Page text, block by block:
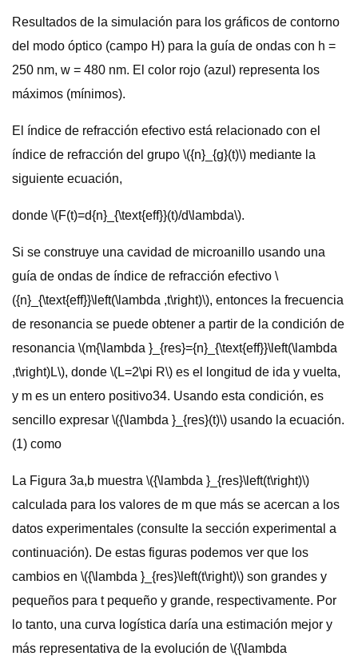
Resultados de la simulación para los gráficos de contorno
del modo óptico (campo H) para la guía de ondas con h =
250 nm, w = 480 nm. El color rojo (azul) representa los
máximos (mínimos).
El índice de refracción efectivo está relacionado con el
índice de refracción del grupo \({n}_{g}(t)\) mediante la
siguiente ecuación,
donde \(F(t)=d{n}_{\text{eff}}(t)/d\lambda\).
Si se construye una cavidad de microanillo usando una
guía de ondas de índice de refracción efectivo \
({n}_{\text{eff}}\left(\lambda ,t\right)\), entonces la frecuencia
de resonancia se puede obtener a partir de la condición de
resonancia \(m{\lambda }_{res}={n}_{\text{eff}}\left(\lambda
,t\right)L\), donde \(L=2\pi R\) es el longitud de ida y vuelta,
y m es un entero positivo34. Usando esta condición, es
sencillo expresar \({\lambda }_{res}(t)\) usando la ecuación.
(1) como
La Figura 3a,b muestra \({\lambda }_{res}\left(t\right)\)
calculada para los valores de m que más se acercan a los
datos experimentales (consulte la sección experimental a
continuación). De estas figuras podemos ver que los
cambios en \({\lambda }_{res}\left(t\right)\) son grandes y
pequeños para t pequeño y grande, respectivamente. Por
lo tanto, una curva logística daría una estimación mejor y
más representativa de la evolución de \({\lambda